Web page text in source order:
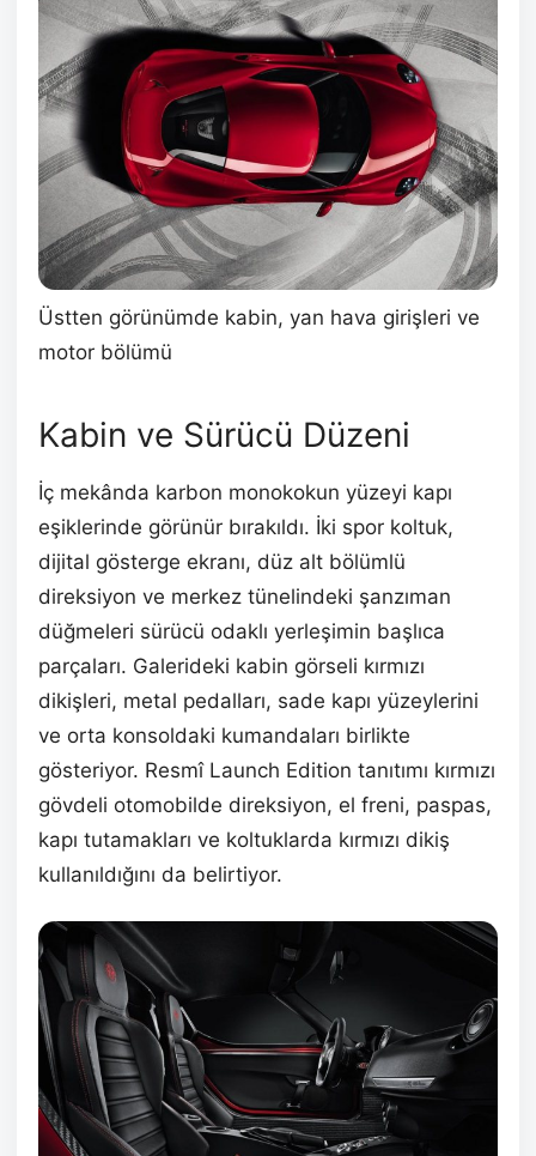
Üstten görünümde kabin, yan hava girişleri ve
motor bölümü
Kabin ve Sürücü Düzeni
İç mekânda karbon monokokun yüzeyi kapı
eşiklerinde görünür bırakıldı. İki spor koltuk,
dijital gösterge ekranı, düz alt bölümlü
direksiyon ve merkez tünelindeki şanzıman
düğmeleri sürücü odaklı yerleşimin başlıca
parçaları. Galerideki kabin görseli kırmızı
dikişleri, metal pedalları, sade kapı yüzeylerini
ve orta konsoldaki kumandaları birlikte
gösteriyor. Resmî Launch Edition tanıtımı kırmızı
gövdeli otomobilde direksiyon, el freni, paspas,
kapı tutamakları ve koltuklarda kırmızı dikiş
kullanıldığını da belirtiyor.